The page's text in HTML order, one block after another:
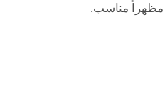
مظهراً مناسب.